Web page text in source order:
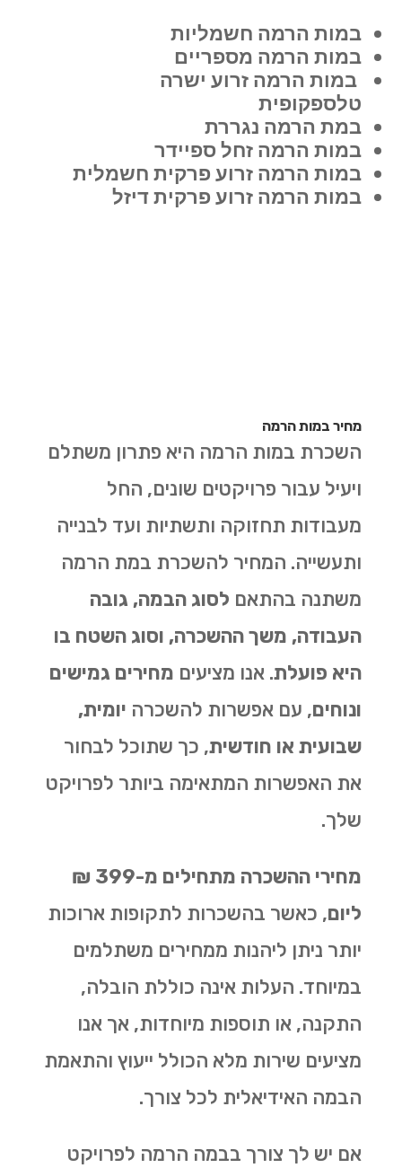
במות הרמה חשמליות
במות הרמה מספריים
במות הרמה זרוע ישרה
טלספקופית
במת הרמה נגררת
במות הרמה זחל ספיידר
במות הרמה זרוע פרקית חשמלית
במות הרמה זרוע פרקית דיזל
מחיר במות הרמה
השכרת במות הרמה היא פתרון משתלם
ויעיל עבור פרויקטים שונים, החל
מעבודות תחזוקה ותשתיות ועד לבנייה
ותעשייה. המחיר להשכרת במת הרמה
משתנה בהתאם לסוג הבמה, גובה
העבודה, משך ההשכרה, וסוג השטח בו
היא פועלת. אנו מציעים מחירים גמישים
ונוחים, עם אפשרות להשכרה יומית,
שבועית או חודשית, כך שתוכל לבחור
את האפשרות המתאימה ביותר לפרויקט
שלך.
מחירי ההשכרה מתחילים מ-399 ₪
ליום, כאשר בהשכרות לתקופות ארוכות
יותר ניתן ליהנות ממחירים משתלמים
במיוחד. העלות אינה כוללת הובלה,
התקנה, או תוספות מיוחדות, אך אנו
מציעים שירות מלא הכולל ייעוץ והתאמת
הבמה האידיאלית לכל צורך.
אם יש לך צורך בבמה הרמה לפרויקט